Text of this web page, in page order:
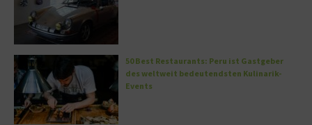
50 Best Restaurants: Peru ist Gastgeber
des weltweit bedeutendsten Kulinarik-
Events